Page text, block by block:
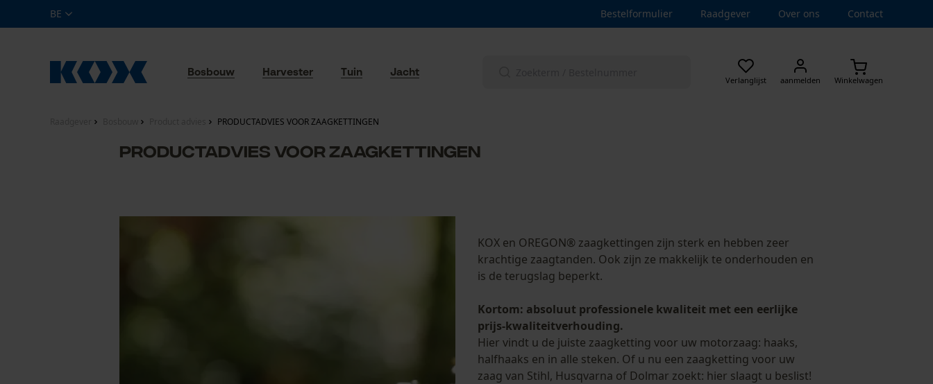
BE Bestelformulier Raadgever Over ons Contact
Verlanglijst aanmelden Winkelwagen
Bosbouw Harvester Tuin Jacht
PRODUCTADVIES VOOR ZAAGKETTINGEN
PRODUCTADVIES VOOR ZAAGKETTINGEN
KOX en OREGON® zaagkettingen zijn sterk en hebben zeer
krachtige zaagtanden. Ook zijn ze makkelijk te onderhouden en
is de terugslag beperkt.
Kortom: absoluut professionele kwaliteit met een eerlijke
prijs-kwaliteitverhouding.
Hier vindt u de juiste zaagketting voor uw motorzaag: haaks,
halfhaaks en in alle steken. Of u nu een zaagketting voor uw
zaag van Stihl, Husqvarna of Dolmar zoekt: hier slaagt u beslist!